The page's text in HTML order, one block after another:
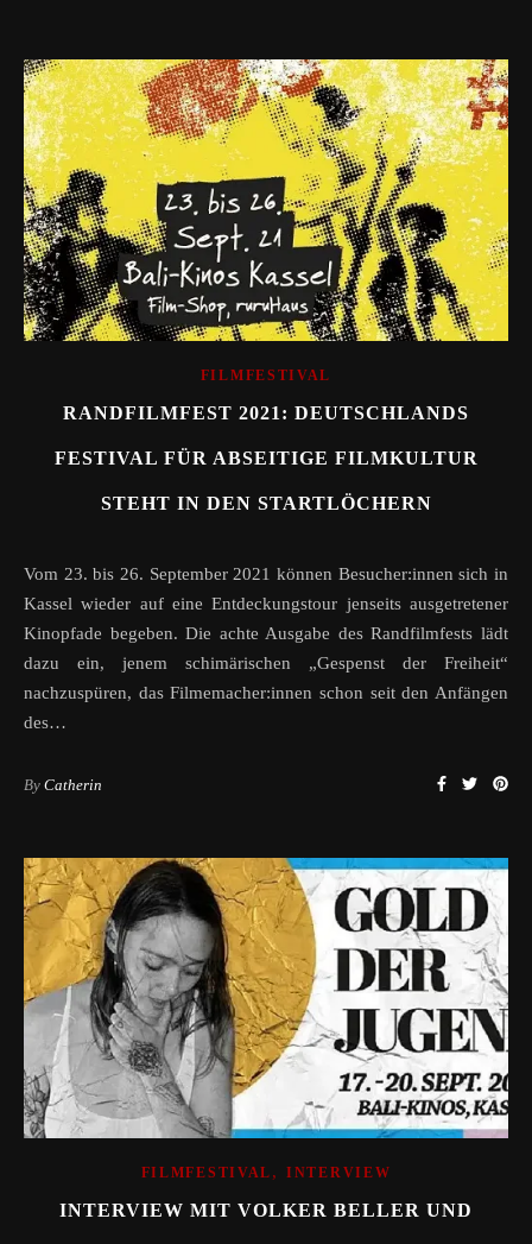
FILMFESTIVAL
RANDFILMFEST 2021: DEUTSCHLANDS
FESTIVAL FÜR ABSEITIGE FILMKULTUR
STEHT IN DEN STARTLÖCHERN
Vom 23. bis 26. September 2021 können Besucher:innen sich in
Kassel wieder auf eine Entdeckungstour jenseits ausgetretener
Kinopfade begeben. Die achte Ausgabe des Randfilmfests lädt
dazu ein, jenem schimärischen „Gespenst der Freiheit“
nachzuspüren, das Filmemacher:innen schon seit den Anfängen
des…
By Catherin
FILMFESTIVAL ,INTERVIEW
INTERVIEW MIT VOLKER BELLER UND